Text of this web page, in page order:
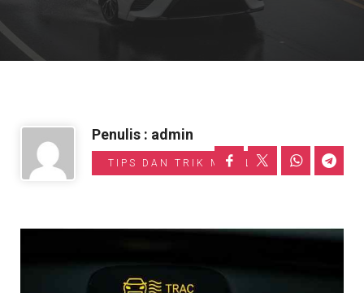
Informasi Toyota
Penulis : admin
TIPS DAN TRIK MOBIL